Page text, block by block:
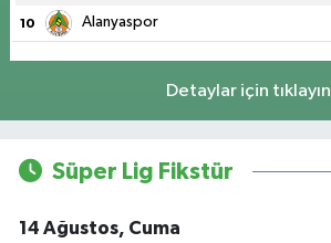
10 Alanyaspor
Detaylar için tıklayın
Süper Lig Fikstür
14 Ağustos, Cuma